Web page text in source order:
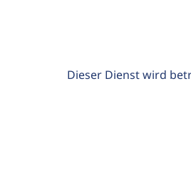
Dieser Dienst wird